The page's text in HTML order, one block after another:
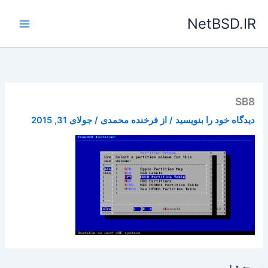
NetBSD.IR
SB8
دیدگاه‌ خود را بنویسید / از فرخنده محمدی/جولای 31, 2015